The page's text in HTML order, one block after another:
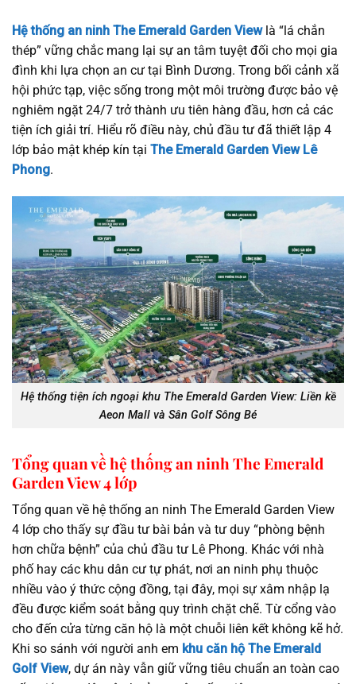
Hệ thống an ninh The Emerald Garden Viewlà “lá chắn
thép” vững chắc mang lại sự an tâm tuyệt đối cho mọi gia
đình khi lựa chọn an cư tại Bình Dương. Trong bối cảnh xã
hội phức tạp, việc sống trong một môi trường được bảo vệ
nghiêm ngặt 24/7 trở thành ưu tiên hàng đầu, hơn cả các
tiện ích giải trí. Hiểu rõ điều này, chủ đầu tư đã thiết lập 4
lớp bảo mật khép kín tại The Emerald Garden View Lê
Phong.
Hệ thống tiện ích ngoại khu The Emerald Garden View: Liền kề
Aeon Mall và Sân Golf Sông Bé
Tổng quan về hệ thống an ninh The Emerald
Garden View 4 lớp
Tổng quan về hệ thống an ninh The Emerald Garden View
4 lớp cho thấy sự đầu tư bài bản và tư duy “phòng bệnh
hơn chữa bệnh” của chủ đầu tư Lê Phong. Khác với nhà
phố hay các khu dân cư tự phát, nơi an ninh phụ thuộc
nhiều vào ý thức cộng đồng, tại đây, mọi sự xâm nhập lạ
đều được kiểm soát bằng quy trình chặt chẽ. Từ cổng vào
cho đến cửa từng căn hộ là một chuỗi liên kết không kẽ hở.
Khi so sánh với người anh em khu căn hộ The Emerald
Golf View, dự án này vẫn giữ vững tiêu chuẩn an toàn cao